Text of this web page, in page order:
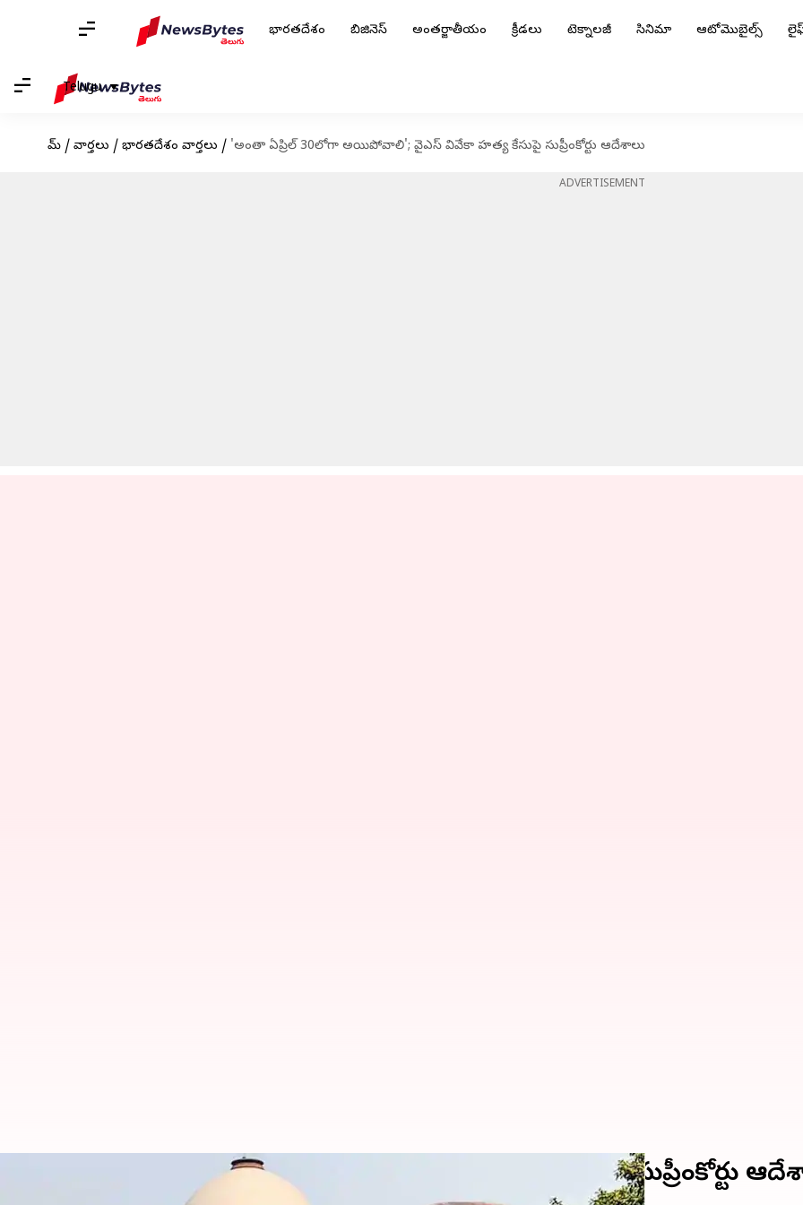
భారతదేశం బిజినెస్ అంతర్జాతీయం క్రీడలు టెక్నాలజీ సినిమా ఆటోమొబైల్స్
Telugu
హోమ్ / వార్తలు / భారతదేశం వార్తలు / 'అంతా ఏప్రిల్ 30లోగా అయిపోవాలి'; వైఎస్ వివేకా హత్య కేసుపై సుప్రీంకోర్టు ఆదేశాలు
ADVERTISEMENT
'అంతా ఏప్రిల్ 30లోగా అయిపోవాలి'; వైఎస్ వివేకా హత్య కేసుపై సుప్రీంకోర్టు